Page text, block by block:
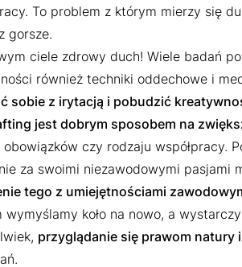
To problem z którym mierzy się
gorsze.
ciele zdrowy duch! Wiele badań
również techniki oddechowe i
sobie z irytacją i pobudzić
jest dobrym sposobem na
obowiązków czy rodzaju współpracy.
za swoimi niezawodowymi
tego z umiejętnościami
wymyślamy koło na nowo, a
przyglądanie się prawom natury